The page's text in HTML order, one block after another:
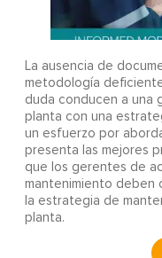
La ausencia de
metodología
duda conducen a una
planta con una
un esfuerzo por
presenta las mejores
que los gerentes de
mantenimiento deben
la estrategia de
planta.